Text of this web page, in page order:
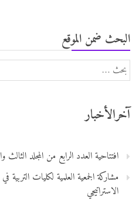
البحث ضمن الموقع
البحث
عن:
آخرالأخبار
افتتاحية العدد الرابع من المجلد الثالث
مشاركة الجمعية العلمية لكليات
الاستراتيجي